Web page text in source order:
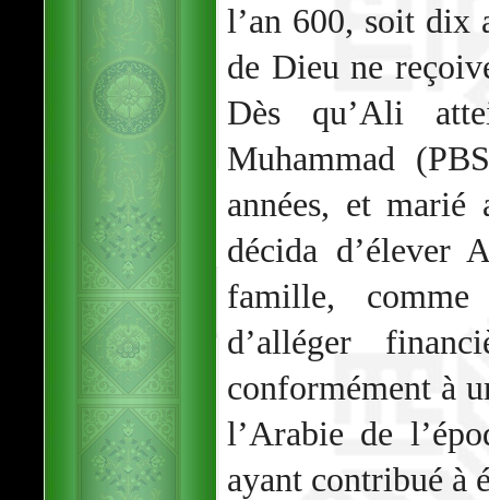
l’an 600, soit dix
de Dieu ne
Dès qu’Ali
Muhammad
années, et marié
décida d’élever
famille,
d’alléger
conformément à
l’Arabie de
ayant contribué à